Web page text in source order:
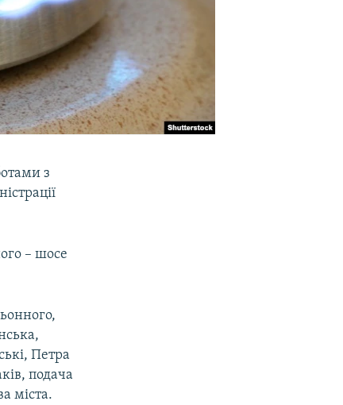
з
– шосе
Петра
подача
міста.